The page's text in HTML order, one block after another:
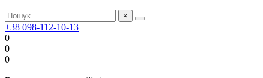
×
+38 098-112-10-13
0
0
0